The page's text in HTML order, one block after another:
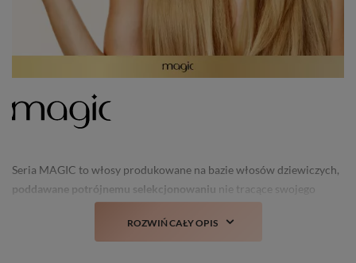
Seria MAGIC to włosy produkowane na bazie włosów dziewiczych,
poddawane potrójnemu selekcjonowaniu nie tracące swojego
świeżego wyglądu i struktury nawet po kilku myciach.
Prawdziwa nowość itotalny TOP włosów doczepianych w Polsce!
ROZWIŃ CAŁY OPIS